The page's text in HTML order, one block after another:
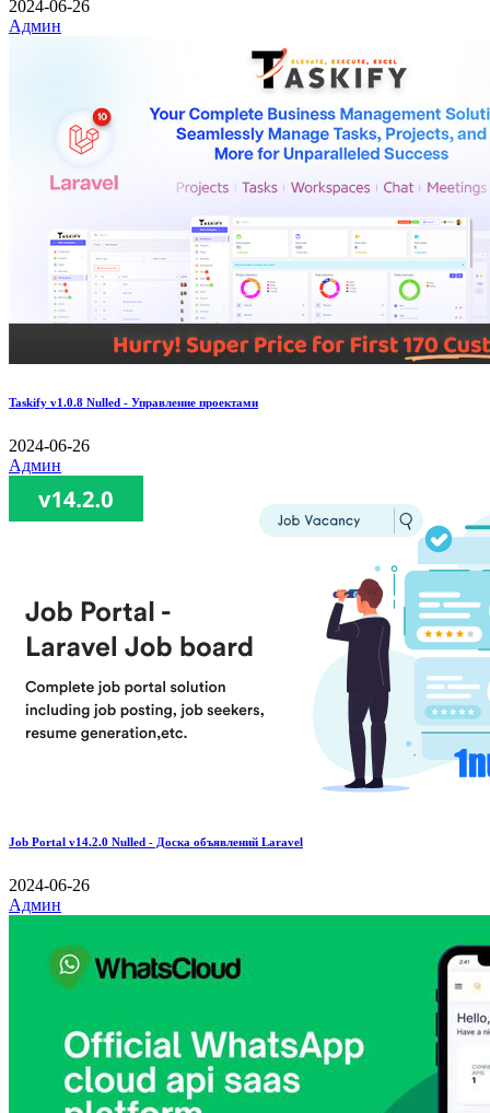
2024-06-26
Админ
Taskify v1.0.8 Nulled - Управление проектами
2024-06-26
Админ
Job Portal v14.2.0 Nulled - Доска объявлений Laravel
2024-06-26
Админ